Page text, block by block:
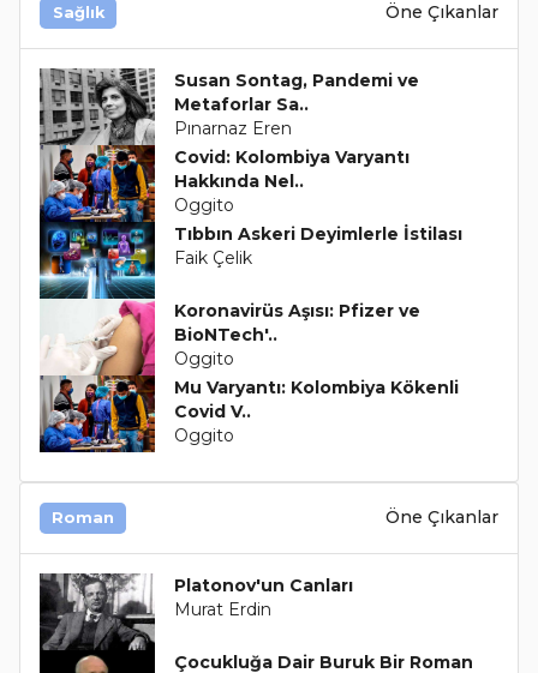
Sağlık Öne Çıkanlar
Susan Sontag, Pandemi ve
Metaforlar Sa..
Pınarnaz Eren
Covid: Kolombiya Varyantı
Hakkında Nel..
Oggito
Tıbbın Askeri Deyimlerle İstilası
Faik Çelik
Koronavirüs Aşısı: Pfizer ve
BioNTech'..
Oggito
Mu Varyantı: Kolombiya Kökenli
Covid V..
Oggito
Roman Öne Çıkanlar
Platonov'un Canları
Murat Erdin
Çocukluğa Dair Buruk Bir Roman